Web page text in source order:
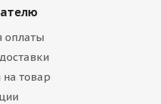
оплаты
на товар